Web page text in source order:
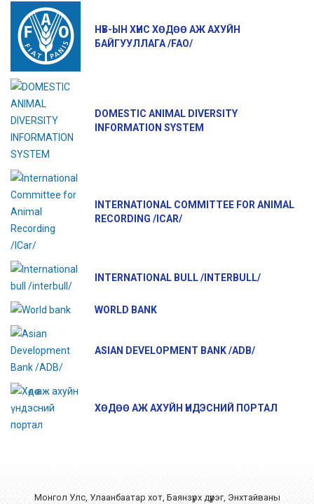
НҮБ-ЫН ХҮНС ХӨДӨӨ АЖ АХУЙН
БАЙГУУЛЛАГА /FAO/
DOMESTIC ANIMAL DIVERSITY
INFORMATION SYSTEM
INTERNATIONAL COMMITTEE FOR ANIMAL
RECORDING /ICAR/
INTERNATIONAL BULL /INTERBULL/
WORLD BANK
ASIAN DEVELOPMENT BANK /ADB/
ХӨДӨӨ АЖ АХУЙН ҮНДЭСНИЙ ПОРТАЛ
Монгол Улс, Улаанбаатар хот, Баянзүрх дүүрэг, Энхтайваны